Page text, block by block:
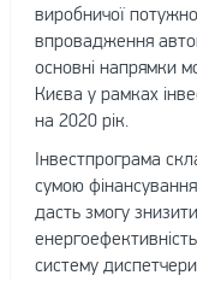
виробничої
впровадження
основні напрямки
Києва у рамках
на 2020 рік.
Інвестпрограма
сумою
дасть змогу
систему